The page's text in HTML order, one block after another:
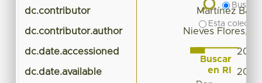
dc.contributor Martínez
dc.contributor.author Nieves Flores,
dc.date.accessioned
dc.date.available
Buscar
Esta
Buscar
en RI